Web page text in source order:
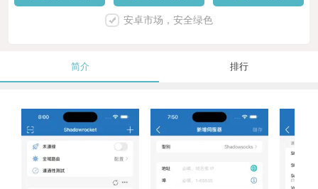
安卓市场，安全绿色
简介 排行